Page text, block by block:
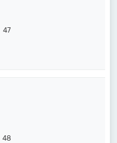
47
48